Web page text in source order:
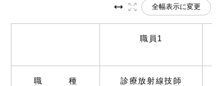
全幅表示に変更
職員1
職 種 診療放射線技師